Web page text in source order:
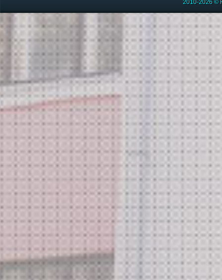
2010-2026 ©